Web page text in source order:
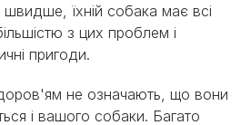
їхній собака має всі
з цих проблем і
пригоди.
не означають, що вони
і вашого собаки. Багато